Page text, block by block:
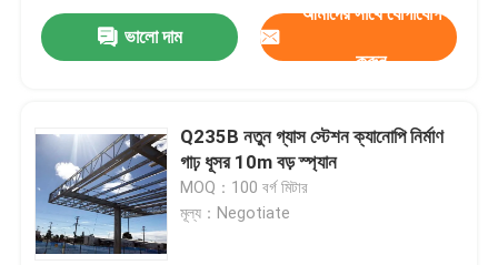
ভালো দাম
আমাদের সাথে যোগাযোগ
করুন
Q235B নতুন গ্যাস স্টেশন ক্যানোপি নির্মাণ
গাঢ় ধূসর 10m বড় স্প্যান
MOQ：100 বর্গ মিটার
মূল্য：Negotiate